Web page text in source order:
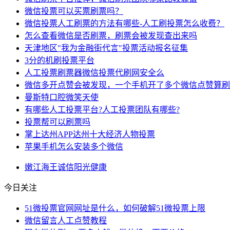
微信投票可以买票刷票吗？
微信投票人工刷票的方法有哪些-人工刷投票怎么收费？
怎么查看微信是否刷票，刷票会被发现查出来吗
天津地区"我为金融街代言"投票活动报名征集
3分的机刷投票平台
人工投票刷票器微信投票代刷网安全么
微信多开点赞会被发现，一个手机开了多个微信点赞算
曼斯特口腔微笑天使
有哪些人工投票平台?人工投票团队有哪些?
投票帮可以刷票吗
掌上达州APP达州十大经济人物投票
苹果手机怎么安装多个微信
嫩江海王诚信阳光健康
今日关注
51微投票官网网址是什么，如何破解51微投票上限
微信留言人工点赞教程